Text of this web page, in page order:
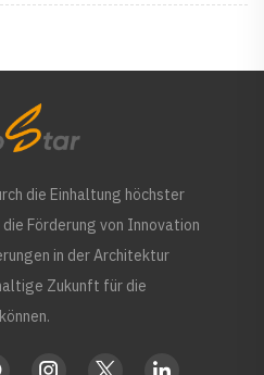
die Einhaltung höchster
Förderung von Innovation
in der Architektur
Zukunft für die